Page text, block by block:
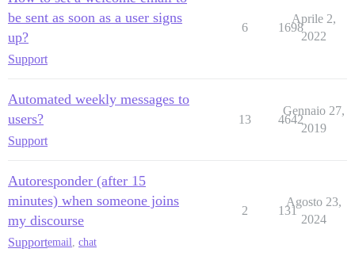
be sent as soon as a user signs
up?
Support
6 1698
Aprile 2,
2022
Automated weekly messages to
users?
Support
13 4642
Gennaio 27,
2019
Autoresponder (after 15
minutes) when someone joins
my discourse
Supportemail, chat
2 131
Agosto 23,
2024